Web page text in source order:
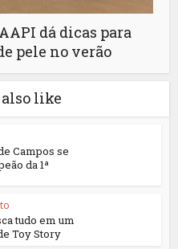
dá dicas para
pele no verão
like
Campos se
da 1ª
tudo em um
Toy Story